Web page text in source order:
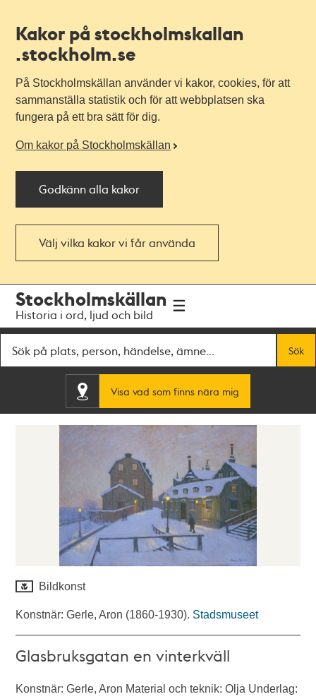
Kakor på stockholmskallan
.stockholm.se
På Stockholmskällan använder vi kakor, cookies, för att
sammanställa statistik och för att webbplatsen ska
fungera på ett bra sätt för dig.
Om kakor på Stockholmskällan
Godkänn alla kakor
Välj vilka kakor vi får använda
navigationen
huvudinnehållet
Stockholmskällan
Historia i ord, ljud och bild
Sök
Visa vad som finns nära mig
Bildkonst
Konstnär: Gerle, Aron (1860-1930). Stadsmuseet
Glasbruksgatan en vinterkväll
Konstnär: Gerle, Aron Material och teknik: Olja Underlag: